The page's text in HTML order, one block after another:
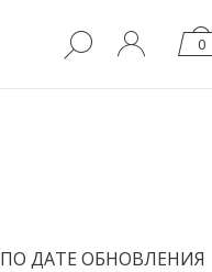
0
ПО ДАТЕ ОБНОВЛЕНИЯ